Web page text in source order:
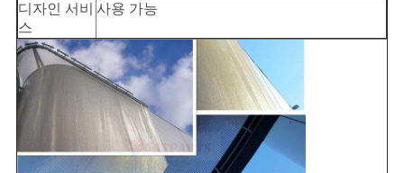
디자인 서비
스
사용 가능